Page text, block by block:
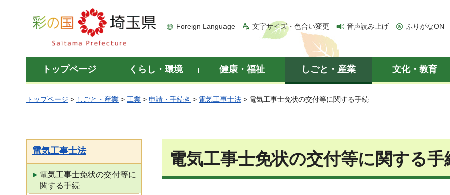
彩の国 埼玉県
Foreign Language 文字サイズ・色合い変更 音声読み上げ ふりがなON
トップページ くらし・環境 健康・福祉 しごと・産業 文化・教育
トップページ > しごと・産業 > 工業 > 申請・手続き > 電気工事士法 > 電気工事士免状の交付等に関する手続
電気工事士法
電気工事士免状の交付等に
関する手続
電気工事士免状の交付等に関する手